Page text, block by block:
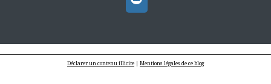
Déclarer un contenu illicite | Mentions légales de ce blog